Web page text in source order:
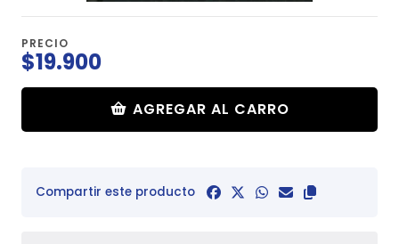
PRECIO
$19.900
AGREGAR AL CARRO
Compartir este producto